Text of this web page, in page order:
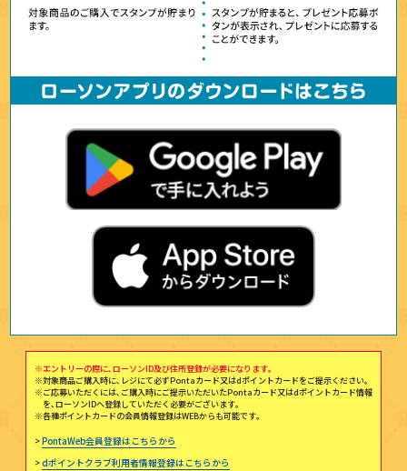
※エントリーの際に､ローソンID及び住所登録が必要になります｡
※対象商品ご購入時に､レジにて必ずPontaカード又はdポイントカードをご提示ください｡
※ご応募いただくには､ご購入時にご提示いただいたPontaカード又はdポイントカード情報
を､ローソンIDへ登録していただく必要がございます｡
※各種ポイントカードの会員情報登録はWEBからも可能です｡
>PontaWeb会員登録はこちらから
>dポイントクラブ利用者情報登録はこちらから